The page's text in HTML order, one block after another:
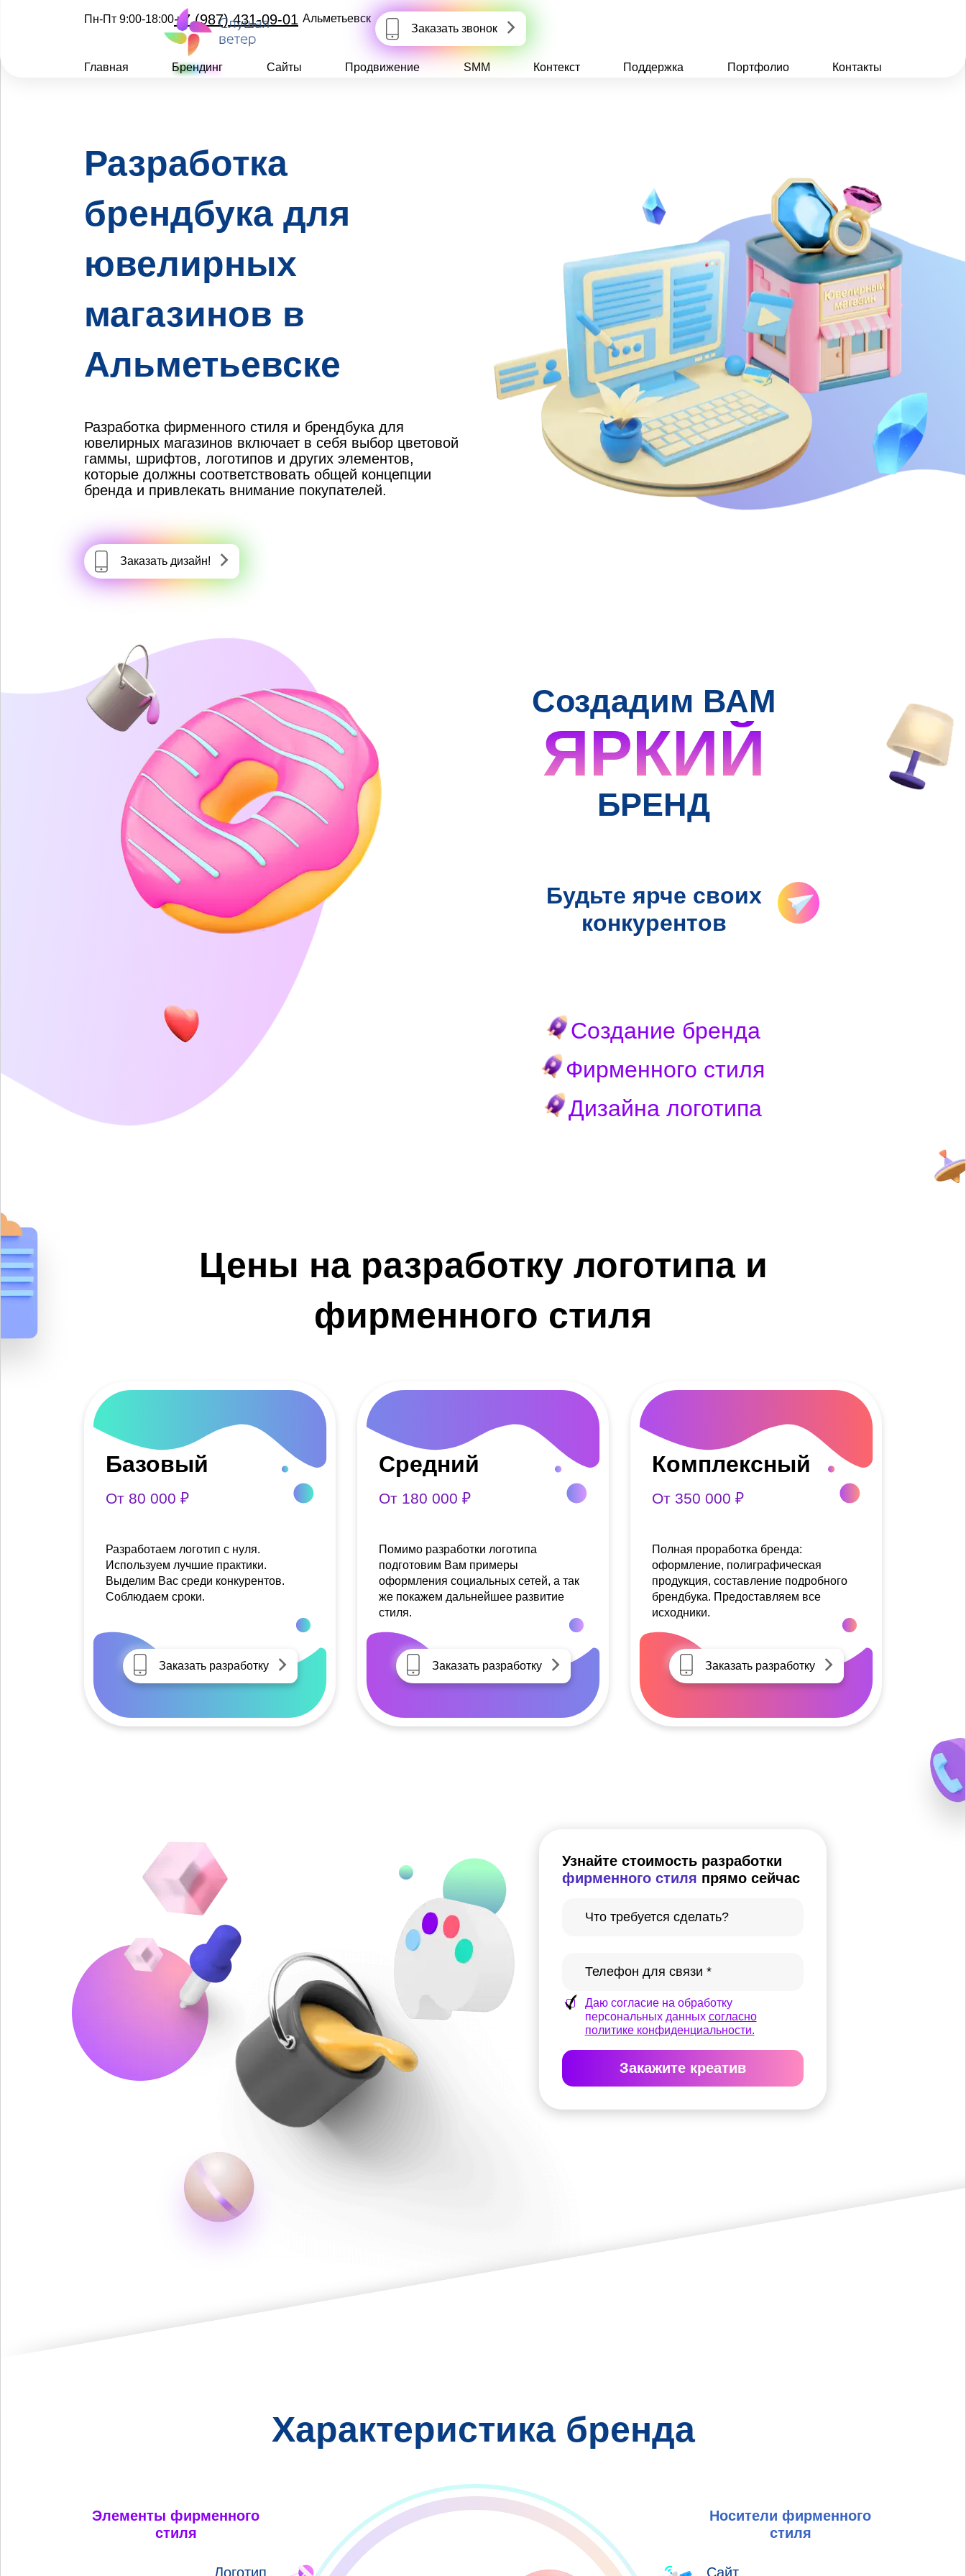
Пн-Пт 9:00-18:00+7 (987) 431-09-01 Альметьевск
Заказать звонок
Главная Брендинг Сайты Продвижение SMM Контекст Поддержка Портфолио Контакты
Разработка
брендбука для
ювелирных
магазинов в
Альметьевске
Разработка фирменного стиля и брендбука для
ювелирных магазинов включает в себя выбор цветовой
гаммы, шрифтов, логотипов и других элементов,
которые должны соответствовать общей концепции
бренда и привлекать внимание покупателей.
Заказать дизайн!
Создадим ВАМ
ЯРКИЙ
БРЕНД
Будьте ярче своих
конкурентов
Создание бренда
Фирменного стиля
Дизайна логотипа
Цены на разработку логотипа и
фирменного стиля
Базовый
От 80 000 ₽
Разработаем логотип с нуля.
Используем лучшие практики.
Выделим Вас среди конкурентов.
Соблюдаем сроки.
Заказать разработку
Средний
От 180 000 ₽
Помимо разработки логотипа
подготовим Вам примеры
оформления социальных сетей, а так
же покажем дальнейшее развитие
стиля.
Заказать разработку
Комплексный
От 350 000 ₽
Полная проработка бренда:
оформление, полиграфическая
продукция, составление подробного
брендбука. Предоставляем все
исходники.
Заказать разработку
Узнайте стоимость разработки
фирменного стиля прямо сейчас
Даю согласие на обработку
персональных данных согласно
политике конфиденциальности.
Закажите креатив
Характеристика бренда
Элементы фирменного
стиля
Логотип
Носители фирменного
стиля
Сайт